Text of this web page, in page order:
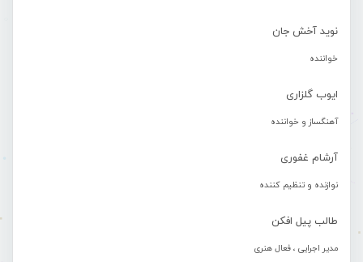
نوید آخش جان
خواننده
ایوب گلزاری
آهنگساز و خواننده
آرشام غفوری
نوازنده و تنظیم کننده
طالب پیل افکن
مدیر اجرایی ، فعال هنری